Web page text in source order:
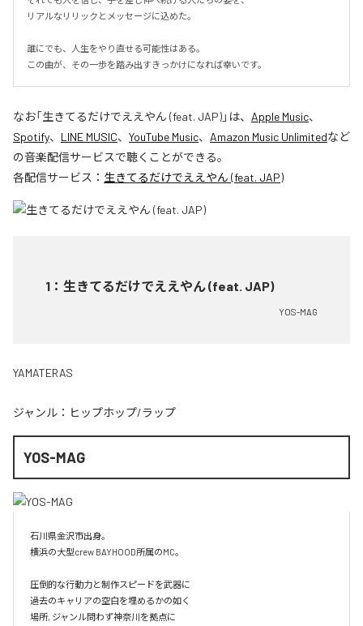
リアルなリリックとメッセージに込めた。
誰にでも、人生をやり直せる可能性はある。
この曲が、その一歩を踏み出すきっかけになれば幸いです。
なお「生きてるだけでええやん (feat. JAP)」は、 Apple Music、
Spotify、 LINE MUSIC、 YouTube Music、 Amazon Music Unlimitedなど
の音楽配信サービスで聴くことができる。
各配信サービス： 生きてるだけでええやん (feat. JAP)
1 ： 生きてるだけでええやん (feat. JAP)
YOS-MAG
YAMATERAS
ジャンル： ヒップホップ/ラップ
YOS-MAG
石川県金沢市出身。
横浜の大型crew BAYHOOD所属のMC。
圧倒的な行動力と制作スピードを武器に
過去のキャリアの空白を埋めるかの如く
場所, ジャンル問わず神奈川を拠点に